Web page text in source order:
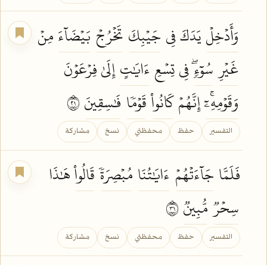
وَأَدۡخِلۡيَدَكَ فِيجَيۡبِكَ تَخۡرُجۡ بَيۡضَآءَمِنۡ
غَيۡرِ سُوٓءٖۖفِي تِسۡعِ ءَايَٰتٍإِلَىٰ فِرۡعَوۡنَ
وَقَوۡمِهِۦٓۚإِنَّهُمۡكَانُواْقَوۡمٗا فَٰسِقِينَ
التفسير حفظ محفظتي نسخ مشاركة
فَلَمَّاجَآءَتۡهُمۡ ءَايَٰتُنَا مُبۡصِرَةٗقَالُواْهَٰذَا
سِحۡرٞ مُّبِينٞ
التفسير حفظ محفظتي نسخ مشاركة